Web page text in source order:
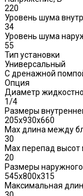
220
Уровень шума
34
Уровень шума
55
Тип установки
Универсальный
С дренажной
Опция
Диаметр
1/4
Размеры
205х930х660
Max длина между
30
Max перепад
20
Размеры
545х800х315
Максимальная